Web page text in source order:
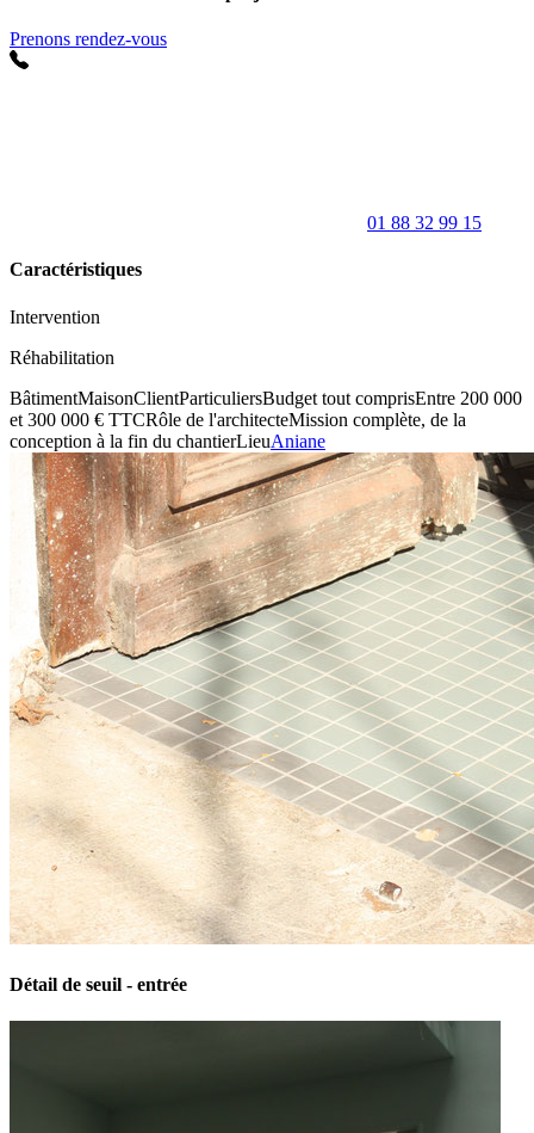
Prenons rendez-vous
01 88 32 99 15
Caractéristiques
Intervention
Réhabilitation
BâtimentMaisonClientParticuliersBudget tout comprisEntre 200 000
et 300 000 € TTCRôle de l'architecteMission complète, de la
conception à la fin du chantierLieuAniane
Détail de seuil - entrée